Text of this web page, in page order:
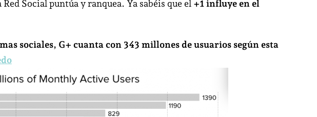
Social puntúa y ranquea. Ya sabéis que el +1 influye en el
sociales, G+ cuanta con 343 millones de usuarios según esta